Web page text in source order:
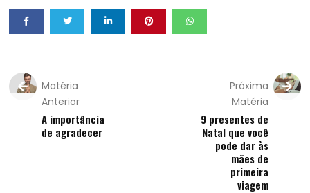
Matéria
Anterior
A importância
de agradecer
Próxima
Matéria
9 presentes de
Natal que você
pode dar às
mães de
primeira
viagem